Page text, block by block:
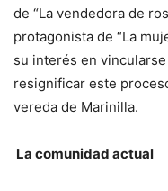
de “La vendedora de
protagonista de “La
su interés en
resignificar este
vereda de Marinilla.
La comunidad actual